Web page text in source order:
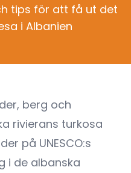
tips för att få ut det
i Albanien
berg och
rivierans turkosa
på UNESCO:s
i de albanska